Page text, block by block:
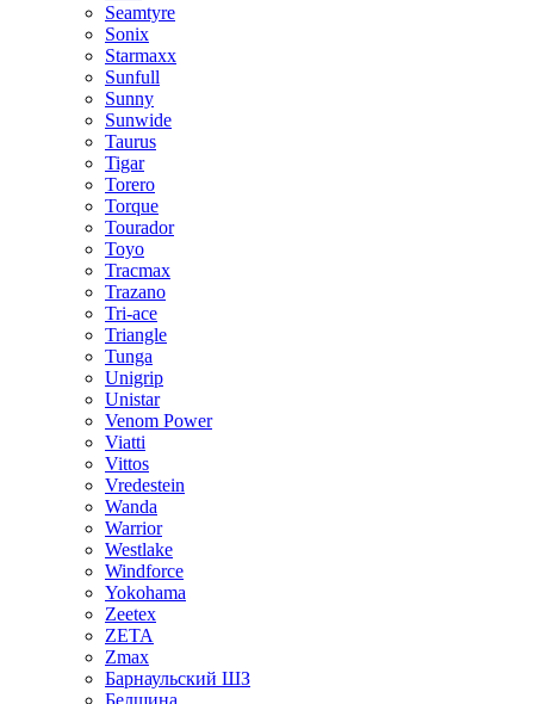
Seamtyre
Sonix
Starmaxx
Sunfull
Sunny
Sunwide
Taurus
Tigar
Torero
Torque
Tourador
Toyo
Tracmax
Trazano
Tri-ace
Triangle
Tunga
Unigrip
Unistar
Venom Power
Viatti
Vittos
Vredestein
Wanda
Warrior
Westlake
Windforce
Yokohama
Zeetex
ZETA
Zmax
Барнаульский ШЗ
Белшина